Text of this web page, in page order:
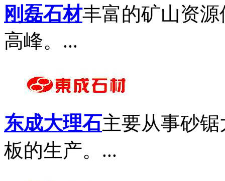
刚磊石材丰富的矿山资
高峰。...
东成大理石主要从事砂
板的生产。...